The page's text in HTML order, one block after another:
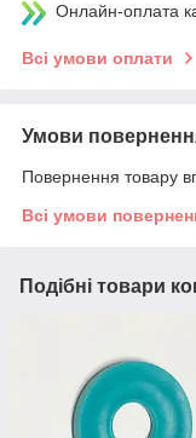
Онлайн-оплата
Всі умови оплати
Умови
Повернення товару
Всі умови
Подібні товари